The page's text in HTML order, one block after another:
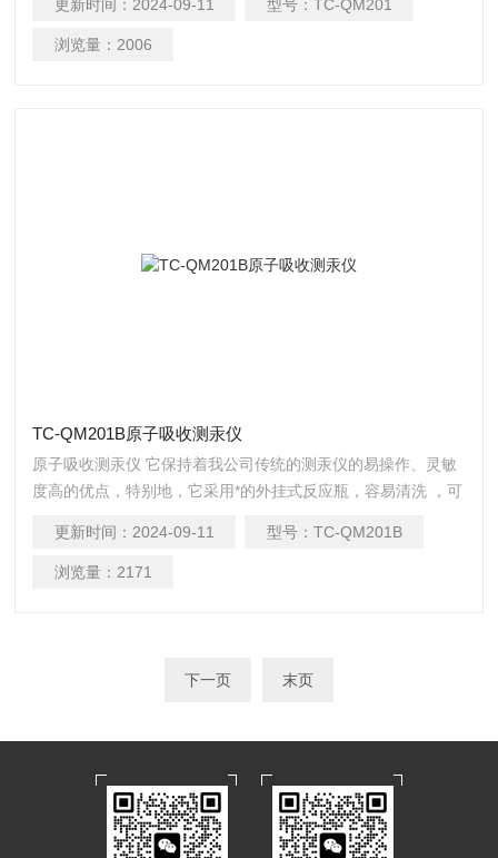
更新时间： 2024-09-11 型号： TC-QM201
浏览量： 2006
TC-QM201B原子吸收测汞仪
原子吸收测汞仪 它保持着我公司传统的测汞仪的易操作、灵敏
度高的优点，特别地，它采用*的外挂式反应瓶，容易清洗 ，可
源变化互相抵消，增加了长期稳定性。利用单片机控制电磁阀
自动切换，测量状态时为闭环气路，清洗状态时为开环气路。
更新时间： 2024-09-11 型号： TC-QM201B
浏览量： 2171
下一页 末页